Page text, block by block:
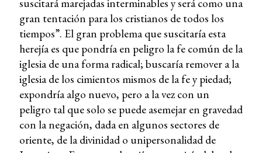
suscitará marejadas interminables y será como una
gran tentación para los cristianos de todos los
tiempos”. El gran problema que suscitaría esta
herejía es que pondría en peligro la fe común de la
iglesia de una forma radical; buscaría remover a la
iglesia de los cimientos mismos de la fe y piedad;
expondría algo nuevo, pero a la vez con un
peligro tal que solo se puede asemejar en gravedad
con la negación, dada en algunos sectores de
oriente, de la divinidad o unipersonalidad de